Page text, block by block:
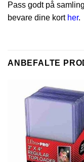
Pass godt på
bevare dine kort her.
ANBEFALTE